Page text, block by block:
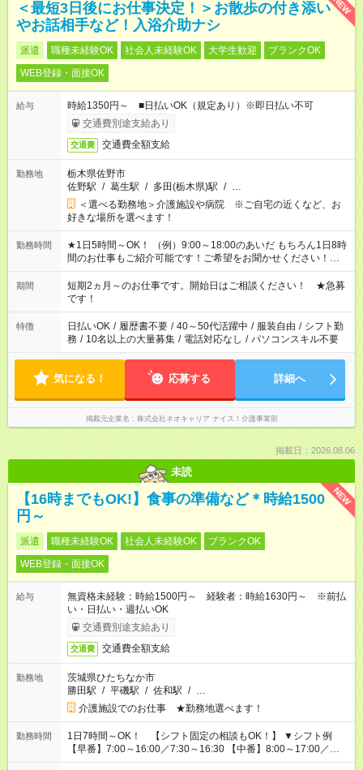
NEW
＜最短3日後にお仕事決定！＞お散歩の付き添い
やお話相手など！入浴介助ナシ
派遣 職種未経験OK 社会人未経験OK 大学生歓迎
ブランクOK
WEB登録・面接OK
給与
時給1350円～ ■日払いOK（規定あり）※即日払い不可
交通費別途支給あり
交通費 交通費全額支給
勤務地
栃木県佐野市
佐野駅 / 葛生駅 / 多田(栃木県)駅 / …
＜選べる勤務地＞介護施設や病院 ※ご自宅の近くなど、お
好きな場所を選べます！
勤務時間
★1日5時間～OK！ （例）9:00～18:00のあいだ もちろん1日8時
間のお仕事もご紹介可能です！ご希望をお聞かせください！★家
庭の都合でお休みが必要な場合も遠慮なくご相談ください。 ※
週最低15時間以上の勤務が必要です
期間
短期2ヵ月～のお仕事です。開始日はご相談ください！ ★急募
です！
特徴 日払いOK / 履歴書不要 / 40～50代活躍中 / 服装自由 / シフト勤
務 / 10名以上の大量募集 / 電話対応なし / パソコンスキル不要
気になる！ 応募する 詳細へ
掲載元企業名 株式会社ネオキャリア ナイス！介護事業部
掲載日：2026.08.06
未読
NEW
【16時までもOK!】食事の準備など＊時給1500
円～
派遣 職種未経験OK 社会人未経験OK
ブランクOK
WEB登録・面接OK
給与
無資格未経験：時給1500円～ 経験者：時給1630円～ ※前払
い・日払い・週払いOK
交通費別途支給あり
交通費 交通費全額支給
勤務地
茨城県ひたちなか市
勝田駅 / 平磯駅 / 佐和駅 / …
介護施設でのお仕事 ★勤務地選べます！
勤務時間
1日7時間～OK！ 【シフト固定の相談もOK！】 ▼シフト例
【早番】7:00～16:00／7:30～16:30 【中番】8:00～17:00／
9:00～18:00 【遅番】11:00～20:00／13:00～22:00